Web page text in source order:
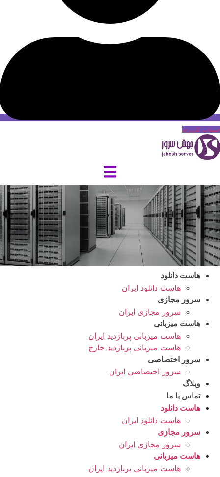
حساب کاربری
هاست دانلود
هاست دانلود ایران
سرور مجازی
سرور مجازی ایران
هاست میزبانی
هاست میزبانی پربازدید ایران
هاست میزبانی پربازدید خارج
سرور اختصاصی
سرور اختصاصی ایران
وبلاگ
تماس با ما
هاست دانلود
هاست دانلود ایران
سرور مجازی
سرور مجازی ایران
هاست میزبانی
هاست میزبانی پربازدید ایران